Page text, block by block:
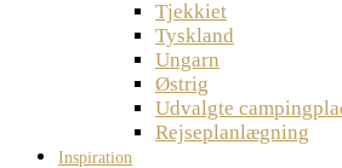
Tjekkiet
Tyskland
Ungarn
Østrig
Udvalgte
Rejseplanlægning
Inspiration